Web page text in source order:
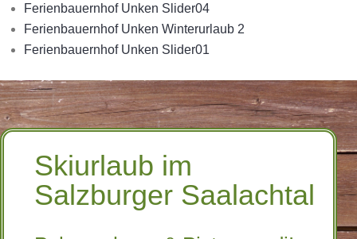
Ferienbauernhof Unken Slider04
Ferienbauernhof Unken Winterurlaub 2
Ferienbauernhof Unken Slider01
Skiurlaub im
Salzburger Saalachtal